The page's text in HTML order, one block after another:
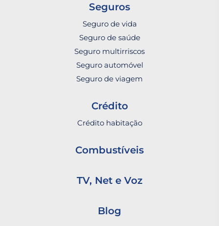
Seguros
Seguro de vida
Seguro de saúde
Seguro multirriscos
Seguro automóvel
Seguro de viagem
Crédito
Crédito habitação
Combustíveis
TV, Net e Voz
Blog